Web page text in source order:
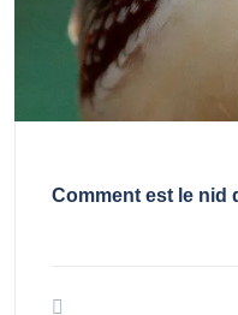
Comment est le nid